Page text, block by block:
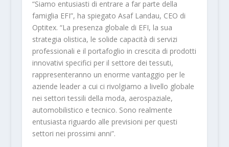
“Siamo entusiasti di entrare a far parte della
famiglia EFI”, ha spiegato Asaf Landau, CEO di
Optitex. “La presenza globale di EFI, la sua
strategia olistica, le solide capacità di servizi
professionali e il portafoglio in crescita di prodotti
innovativi specifici per il settore dei tessuti,
rappresenteranno un enorme vantaggio per le
aziende leader a cui ci rivolgiamo a livello globale
nei settori tessili della moda, aerospaziale,
automobilistico e tecnico. Sono realmente
entusiasta riguardo alle previsioni per questi
settori nei prossimi anni”.